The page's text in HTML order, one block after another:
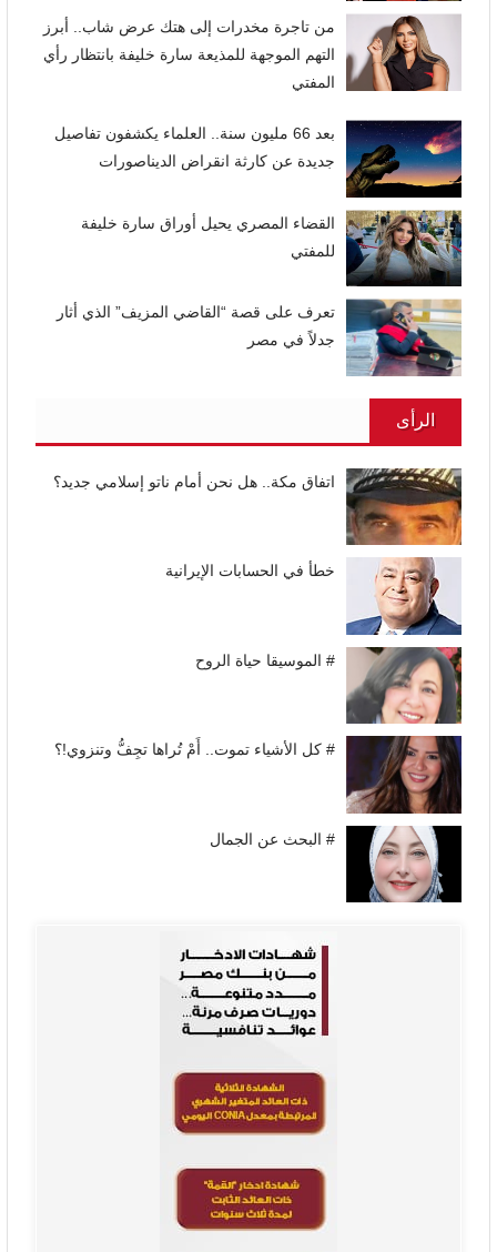
من تاجرة مخدرات إلى هتك عرض شاب.. أبرز
التهم الموجهة للمذيعة سارة خليفة بانتظار رأي
المفتي
بعد 66 مليون سنة.. العلماء يكشفون تفاصيل
جديدة عن كارثة انقراض الديناصورات
القضاء المصري يحيل أوراق سارة خليفة
للمفتي
تعرف على قصة “القاضي المزيف” الذي أثار
جدلاً في مصر
الرأى
اتفاق مكة.. هل نحن أمام ناتو إسلامي جديد؟
خطأ في الحسابات الإيرانية
# الموسيقا حياة الروح
# كل الأشياء تموت.. أَمْ تُراها تجِفُّ وتنزوي!؟
# البحث عن الجمال